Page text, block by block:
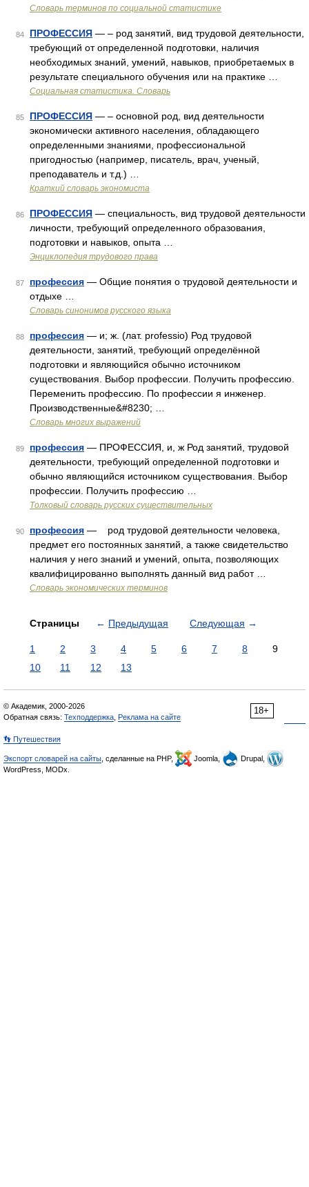
Словарь терминов по социальной статистике
84 ПРОФЕССИЯ — – род занятий, вид трудовой деятельности,
требующий от определенной подготовки, наличия
необходимых знаний, умений, навыков, приобретаемых в
результате специального обучения или на практике …
Социальная статистика. Словарь
85 ПРОФЕССИЯ — – основной род, вид деятельности
экономически активного населения, обладающего
определенными знаниями, профессиональной
пригодностью (например, писатель, врач, ученый,
преподаватель и т.д.) …
Краткий словарь экономиста
86 ПРОФЕССИЯ — специальность, вид трудовой деятельности
личности, требующий определенного образования,
подготовки и навыков, опыта …
Энциклопедия трудового права
87 профессия — Общие понятия о трудовой деятельности и
отдыхе …
Словарь синонимов русского языка
88 профессия — и; ж. (лат. professio) Род трудовой
деятельности, занятий, требующий определённой
подготовки и являющийся обычно источником
существования. Выбор профессии. Получить профессию.
Переменить профессию. По профессии я инженер.
Производственные&#8230; …
Словарь многих выражений
89 профессия — ПРОФЕССИЯ, и, ж Род занятий, трудовой
деятельности, требующий определенной подготовки и
обычно являющийся источником существования. Выбор
профессии. Получить профессию …
Толковый словарь русских существительных
90 профессия — род трудовой деятельности человека,
предмет его постоянных занятий, а также свидетельство
наличия у него знаний и умений, опыта, позволяющих
квалифицированно выполнять данный вид работ …
Словарь экономических терминов
Страницы ← Предыдущая Следующая →
1 2 3 4 5 6 7 8
9
10
11 12 13
18+
© Академик, 2000-2026
Обратная связь: Техподдержка Реклама на сайте
👣 Путешествия
Экспорт словарей на сайты , сделанные на PHP, Joomla,
Drupal,
WordPress, MODx.